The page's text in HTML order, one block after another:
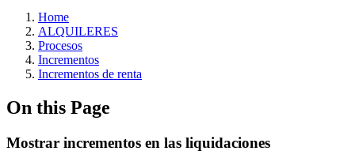
Home
ALQUILERES
Procesos
Incrementos
Incrementos de renta
On this Page
Mostrar incrementos en las liquidaciones